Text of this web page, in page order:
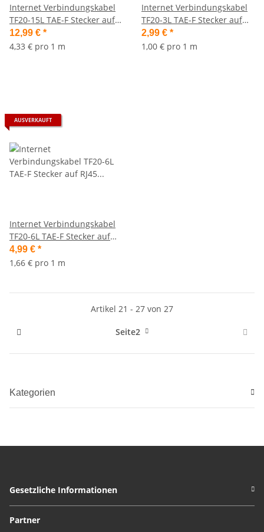
Internet Verbindungskabel
TF20-15L TAE-F Stecker auf
RJ45 Stecker (8P2C), 15 m
12,99 € *
4,33 € pro 1 m
Internet Verbindungskabel
TF20-3L TAE-F Stecker auf
RJ45 Stecker (8P2C), 3 m
2,99 € *
1,00 € pro 1 m
AUSVERKAUFT
Internet Verbindungskabel
TF20-6L TAE-F Stecker auf
RJ45 Stecker (8P2C), 6 m
4,99 € *
1,66 € pro 1 m
Artikel 21 - 27 von 27
Seite2
Kategorien
Gesetzliche Informationen
Partner